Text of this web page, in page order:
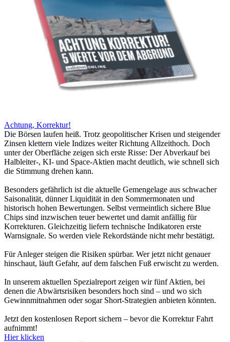
Achtung, Korrektur!
Die Börsen laufen heiß. Trotz geopolitischer Krisen und steigender
Zinsen klettern viele Indizes weiter Richtung Allzeithoch. Doch
unter der Oberfläche zeigen sich erste Risse: Der Abverkauf bei
Halbleiter-, KI- und Space-Aktien macht deutlich, wie schnell sich
die Stimmung drehen kann.
Besonders gefährlich ist die aktuelle Gemengelage aus schwacher
Saisonalität, dünner Liquidität in den Sommermonaten und
historisch hohen Bewertungen. Selbst vermeintlich sichere Blue
Chips sind inzwischen teuer bewertet und damit anfällig für
Korrekturen. Gleichzeitig liefern technische Indikatoren erste
Warnsignale. So werden viele Rekordstände nicht mehr bestätigt.
Für Anleger steigen die Risiken spürbar. Wer jetzt nicht genauer
hinschaut, läuft Gefahr, auf dem falschen Fuß erwischt zu werden.
In unserem aktuellen Spezialreport zeigen wir fünf Aktien, bei
denen die Abwärtsrisiken besonders hoch sind – und wo sich
Gewinnmitnahmen oder sogar Short-Strategien anbieten könnten.
Jetzt den kostenlosen Report sichern – bevor die Korrektur Fahrt
aufnimmt!
Hier klicken